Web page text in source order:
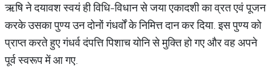
ऋषि ने दयावश स्वयं ही विधि-विधान से जया एकादशी का व्रत एवं पूजन
करके उसका पुण्य उन दोनों गंधर्वों के निमित्त दान कर दिया. इस पुण्य को
प्राप्त करते हुए गंधर्व दंपत्ति पिशाच योनि से मुक्ति हो गए और वह अपने
पूर्व स्वरूप में आ गए.